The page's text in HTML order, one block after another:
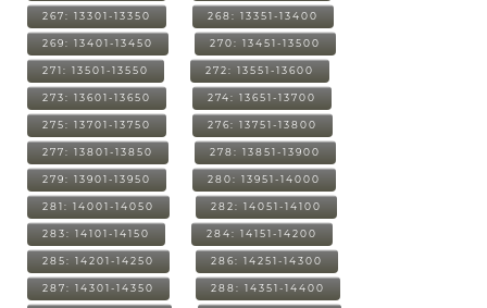
267: 13301-13350 268: 13351-13400
269: 13401-13450 270: 13451-13500
271: 13501-13550 272: 13551-13600
273: 13601-13650 274: 13651-13700
275: 13701-13750 276: 13751-13800
277: 13801-13850 278: 13851-13900
279: 13901-13950 280: 13951-14000
281: 14001-14050 282: 14051-14100
283: 14101-14150 284: 14151-14200
285: 14201-14250 286: 14251-14300
287: 14301-14350 288: 14351-14400